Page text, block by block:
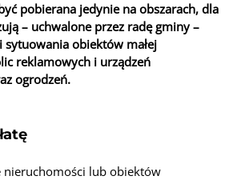
pobierana jedynie na obszarach, dla
– uchwalone przez radę gminy –
sytuowania obiektów małej
reklamowych i urządzeń
ogrodzeń.
nieruchomości lub obiektów